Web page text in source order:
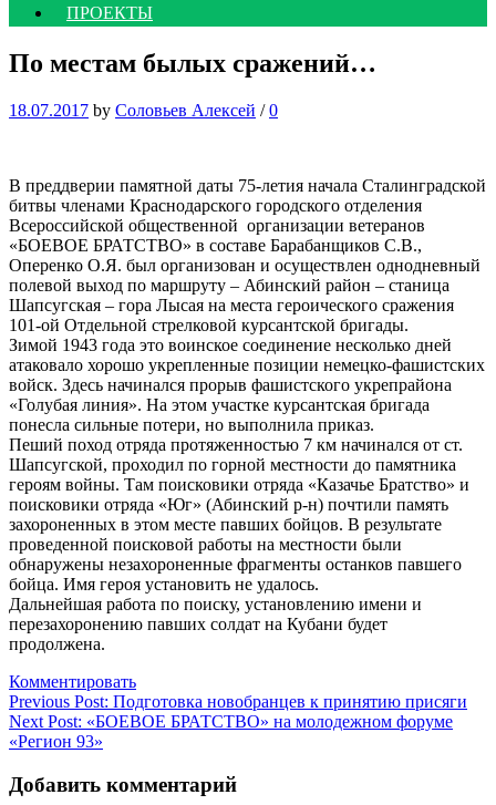
ПРОЕКТЫ
По местам былых сражений…
18.07.2017 by Соловьев Алексей / 0
В преддверии памятной даты 75-летия начала Сталинградской
битвы членами Краснодарского городского отделения
Всероссийской общественной организации ветеранов
«БОЕВОЕ БРАТСТВО» в составе Барабанщиков С.В.,
Оперенко О.Я. был организован и осуществлен однодневный
полевой выход по маршруту – Абинский район – станица
Шапсугская – гора Лысая на места героического сражения
101-ой Отдельной стрелковой курсантской бригады.
Зимой 1943 года это воинское соединение несколько дней
атаковало хорошо укрепленные позиции немецко-фашистских
войск. Здесь начинался прорыв фашистского укрепрайона
«Голубая линия». На этом участке курсантская бригада
понесла сильные потери, но выполнила приказ.
Пеший поход отряда протяженностью 7 км начинался от ст.
Шапсугской, проходил по горной местности до памятника
героям войны. Там поисковики отряда «Казачье Братство» и
поисковики отряда «Юг» (Абинский р-н) почтили память
захороненных в этом месте павших бойцов. В результате
проведенной поисковой работы на местности были
обнаружены незахороненные фрагменты останков павшего
бойца. Имя героя установить не удалось.
Дальнейшая работа по поиску, установлению имени и
перезахоронению павших солдат на Кубани будет
продолжена.
Комментировать
Навигация
по
Previous Post: Подготовка новобранцев к принятию присяги
Next Post: «БОЕВОЕ БРАТСТВО» на молодежном форуме
«Регион 93»
Добавить комментарий